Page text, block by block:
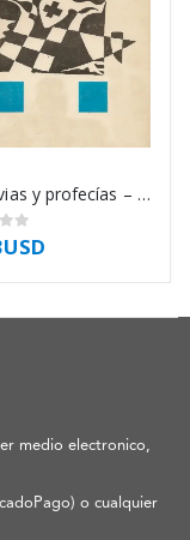
De lluvias y profecías – Raúl Remigio Vargas
5
medio electronico,
o cualquier